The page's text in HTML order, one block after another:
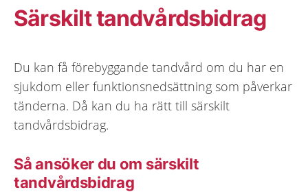
Särskilt tandvårdsbidrag
Du kan få förebyggande tandvård om du har en
sjukdom eller funktionsnedsättning som påverkar
tänderna. Då kan du ha rätt till särskilt
tandvårdsbidrag.
Så ansöker du om särskilt
tandvårdsbidrag